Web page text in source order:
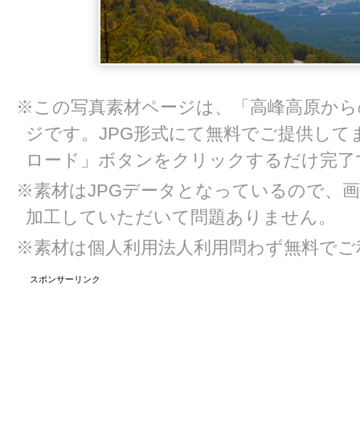
※この写真素材ページは、「高峰高原か
ジです。JPG形式にて無料でご提供して
ロード」ボタンをクリックするだけ完
※素材はJPGデータとなっているので、
加工していただいて問題ありません。
※素材は個人利用法人利用問わず無料で
スポンサーリンク